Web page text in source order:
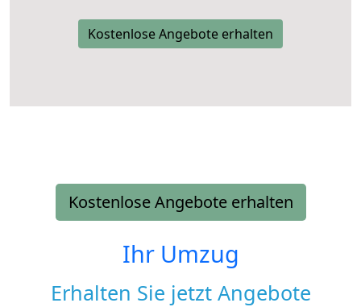
Kostenlose Angebote erhalten
Kostenlose Angebote erhalten
Ihr Umzug
Erhalten Sie jetzt Angebote